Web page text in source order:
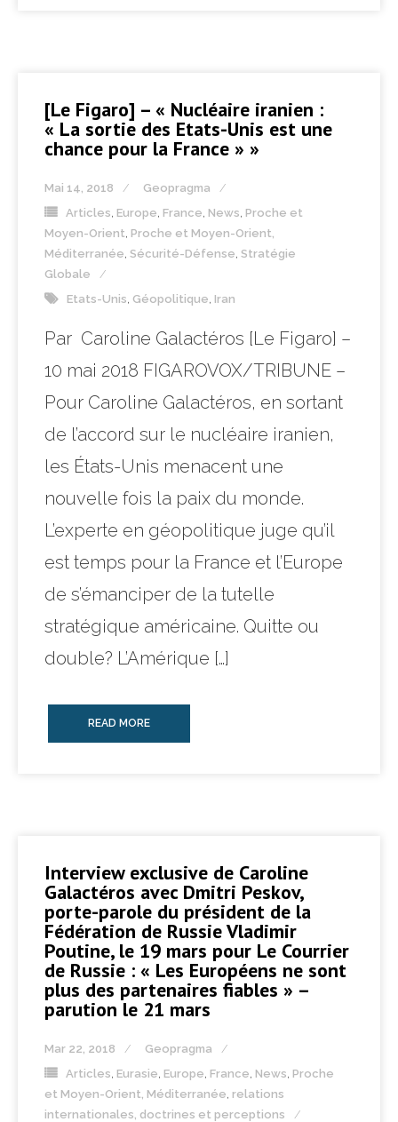
[Le Figaro] – « Nucléaire iranien :
« La sortie des Etats-Unis est une
chance pour la France » »
Mai 14, 2018
Geopragma
Articles Europe France News Proche et
Moyen-Orient Proche et Moyen-Orient,
Méditerranée Sécurité-Défense Stratégie
Globale
Etats-Unis Géopolitique Iran
Par Caroline Galactéros [Le Figaro] –
10 mai 2018 FIGAROVOX/TRIBUNE –
Pour Caroline Galactéros, en sortant
de l’accord sur le nucléaire iranien,
les États-Unis menacent une
nouvelle fois la paix du monde.
L’experte en géopolitique juge qu’il
est temps pour la France et l’Europe
de s’émanciper de la tutelle
stratégique américaine. Quitte ou
double? L’Amérique […]
READ MORE
Interview exclusive de Caroline
Galactéros avec Dmitri Peskov,
porte-parole du président de la
Fédération de Russie Vladimir
Poutine, le 19 mars pour Le Courrier
de Russie : « Les Européens ne sont
plus des partenaires fiables » –
parution le 21 mars
Mar 22, 2018
Geopragma
Articles Eurasie Europe France News Proche
et Moyen-Orient, Méditerranée relations
internationales, doctrines et perceptions